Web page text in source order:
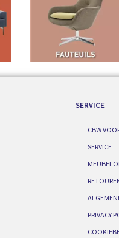
SERVICE
CBW
SERVICE
PRIVACY